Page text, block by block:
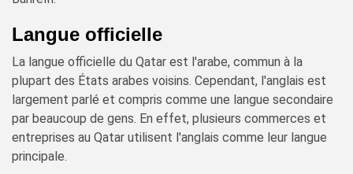
Langue officielle
La langue officielle du Qatar est l'arabe, commun à la
plupart des États arabes voisins. Cependant, l'anglais est
largement parlé et compris comme une langue secondaire
par beaucoup de gens. En effet, plusieurs commerces et
entreprises au Qatar utilisent l'anglais comme leur langue
principale.